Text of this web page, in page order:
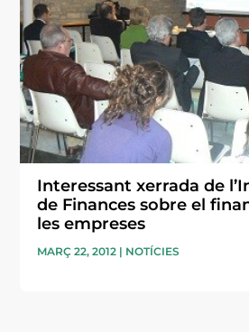
Interessant xerrada de
de Finances sobre el
les empreses
MARÇ 22, 2012 | NOTÍCIES